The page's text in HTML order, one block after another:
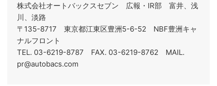
株式会社オートバックスセブン 広報・IR部 富井、浅
川、淡路
〒135-8717 東京都江東区豊洲5-6-52 NBF豊洲キャ
ナルフロント
TEL. 03-6219-8787 FAX. 03-6219-8762 MAIL.
pr@autobacs.com